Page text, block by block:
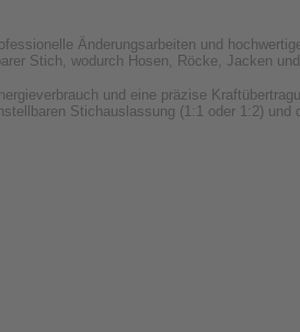
Änderungsarbeiten und
Stich, wodurch Hosen, Röcke, Jacken
und eine präzise
Stichauslassung (1:1 oder 1:2)